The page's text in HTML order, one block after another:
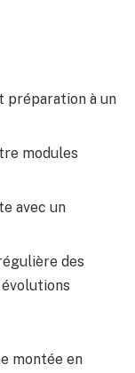
préparation à un
modules
avec un
des
montée en